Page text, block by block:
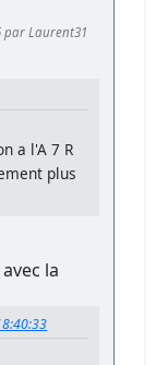
par Laurent31
a l'A 7 R
plus
la